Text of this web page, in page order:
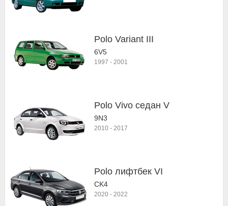
Polo Variant III
6V5
1997 - 2001
Polo Vivo седан V
9N3
2010 - 2017
Polo лифтбек VI
CK4
2020 - 2022